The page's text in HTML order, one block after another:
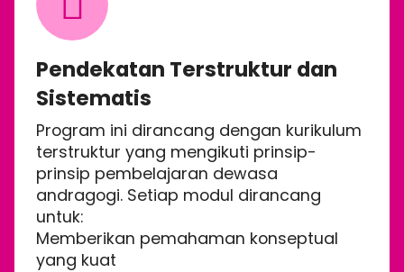
Pendekatan Terstruktur dan
Sistematis
Program ini dirancang dengan kurikulum
terstruktur yang mengikuti prinsip-
prinsip pembelajaran dewasa
andragogi. Setiap modul dirancang
untuk:
Memberikan pemahaman konseptual
yang kuat